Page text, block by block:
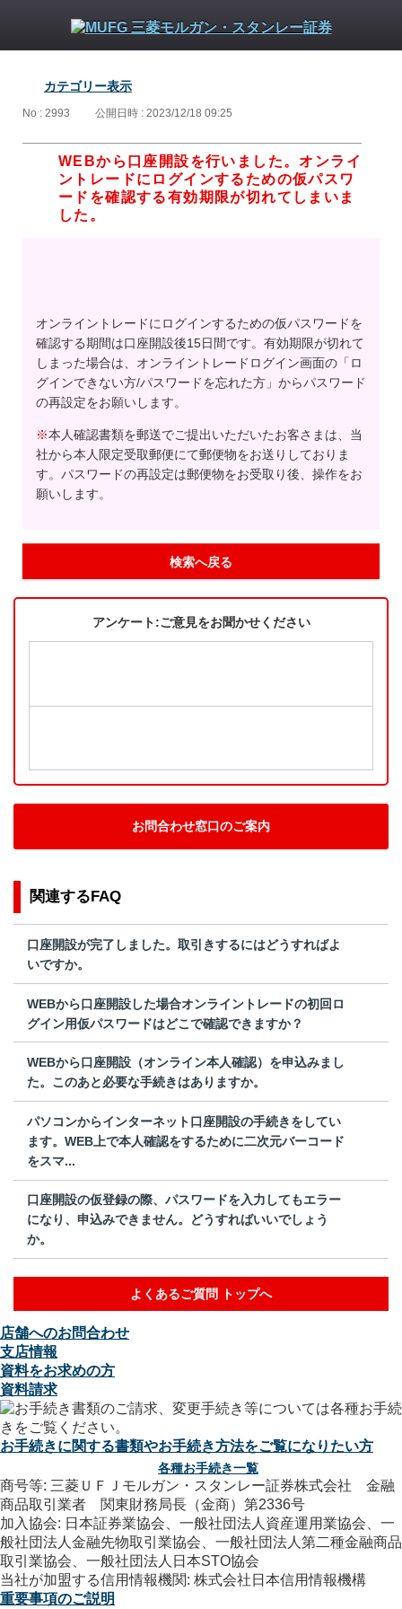
カテゴリー表示
No : 2993 公開日時 : 2023/12/18 09:25
WEBから口座開設を行いました。オンライ
ントレードにログインするための仮パスワ
ードを確認する有効期限が切れてしまいま
した。
オンライントレードにログインするための仮パスワードを
確認する期間は口座開設後15日間です。有効期限が切れて
しまった場合は、オンライントレードログイン画面の「ロ
グインできない方/パスワードを忘れた方」からパスワード
の再設定をお願いします。
※本人確認書類を郵送でご提出いただいたお客さまは、当
社から本人限定受取郵便にて郵便物をお送りしておりま
す。パスワードの再設定は郵便物をお受取り後、操作をお
願いします。
検索へ戻る
アンケート:ご意見をお聞かせください
お問合わせ窓口のご案内
関連するFAQ
口座開設が完了しました。取引きするにはどうすればよ
いですか。
WEBから口座開設した場合オンライントレードの初回ロ
グイン用仮パスワードはどこで確認できますか？
WEBから口座開設（オンライン本人確認）を申込みまし
た。このあと必要な手続きはありますか。
パソコンからインターネット口座開設の手続きをしてい
ます。WEB上で本人確認をするために二次元バーコード
をスマ...
口座開設の仮登録の際、パスワードを入力してもエラー
になり、申込みできません。どうすればいいでしょう
か。
よくあるご質問 トップへ
店舗へのお問合わせ
支店情報
資料をお求めの方
資料請求
お手続きに関する書類やお手続き方法をご覧になりたい方
各種お手続き一覧
商号等: 三菱ＵＦＪモルガン・スタンレー証券株式会社 金融
商品取引業者 関東財務局長（金商）第2336号
加入協会: 日本証券業協会、一般社団法人資産運用業協会、一
般社団法人金融先物取引業協会、一般社団法人第二種金融商品
取引業協会、一般社団法人日本STO協会
当社が加盟する信用情報機関: 株式会社日本信用情報機構
重要事項のご説明